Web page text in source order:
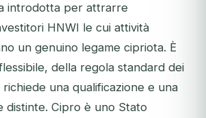
introdotta per attrarre
HNWI le cui attività
un genuino legame cipriota. È
della regola standard dei
una qualificazione e una
distinte. Cipro è uno Stato